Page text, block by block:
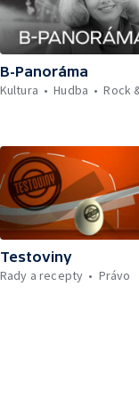
B-Panoráma
Kultura
Hudba Rock
Testoviny
Rady a recepty
Právo